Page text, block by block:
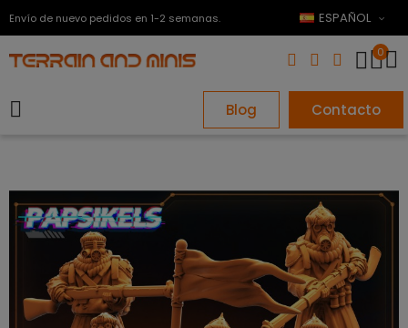
Envío de nuevo pedidos en 1-2 semanas. ESPAÑOL
0
Blog Contacto